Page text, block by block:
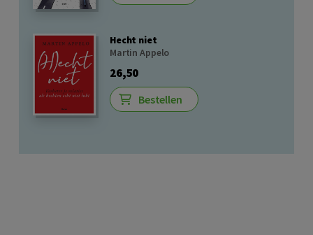
Hecht niet
Martin Appelo
26,50
Bestellen